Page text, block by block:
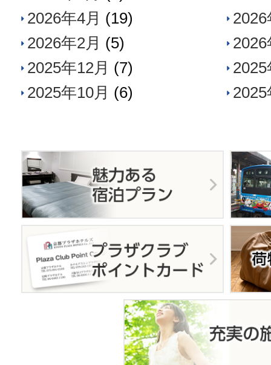
2026年4月 (19)
2026年2月 (5)
2025年12月 (7)
2025年10月 (6)